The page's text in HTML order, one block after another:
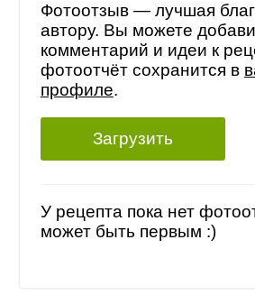
Фотоотзыв — лучшая
автору. Вы можете
комментарий и идеи к
фотоотчёт сохранится в
профиле.
Загрузить
У рецепта пока нет
может быть первым :)